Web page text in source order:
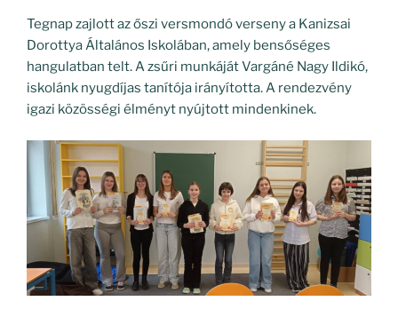
Tegnap zajlott az őszi versmondó verseny a Kanizsai
Dorottya Általános Iskolában, amely bensőséges
hangulatban telt. A zsűri munkáját Vargáné Nagy Ildikó,
iskolánk nyugdíjas tanítója irányította. A rendezvény
igazi közösségi élményt nyújtott mindenkinek.